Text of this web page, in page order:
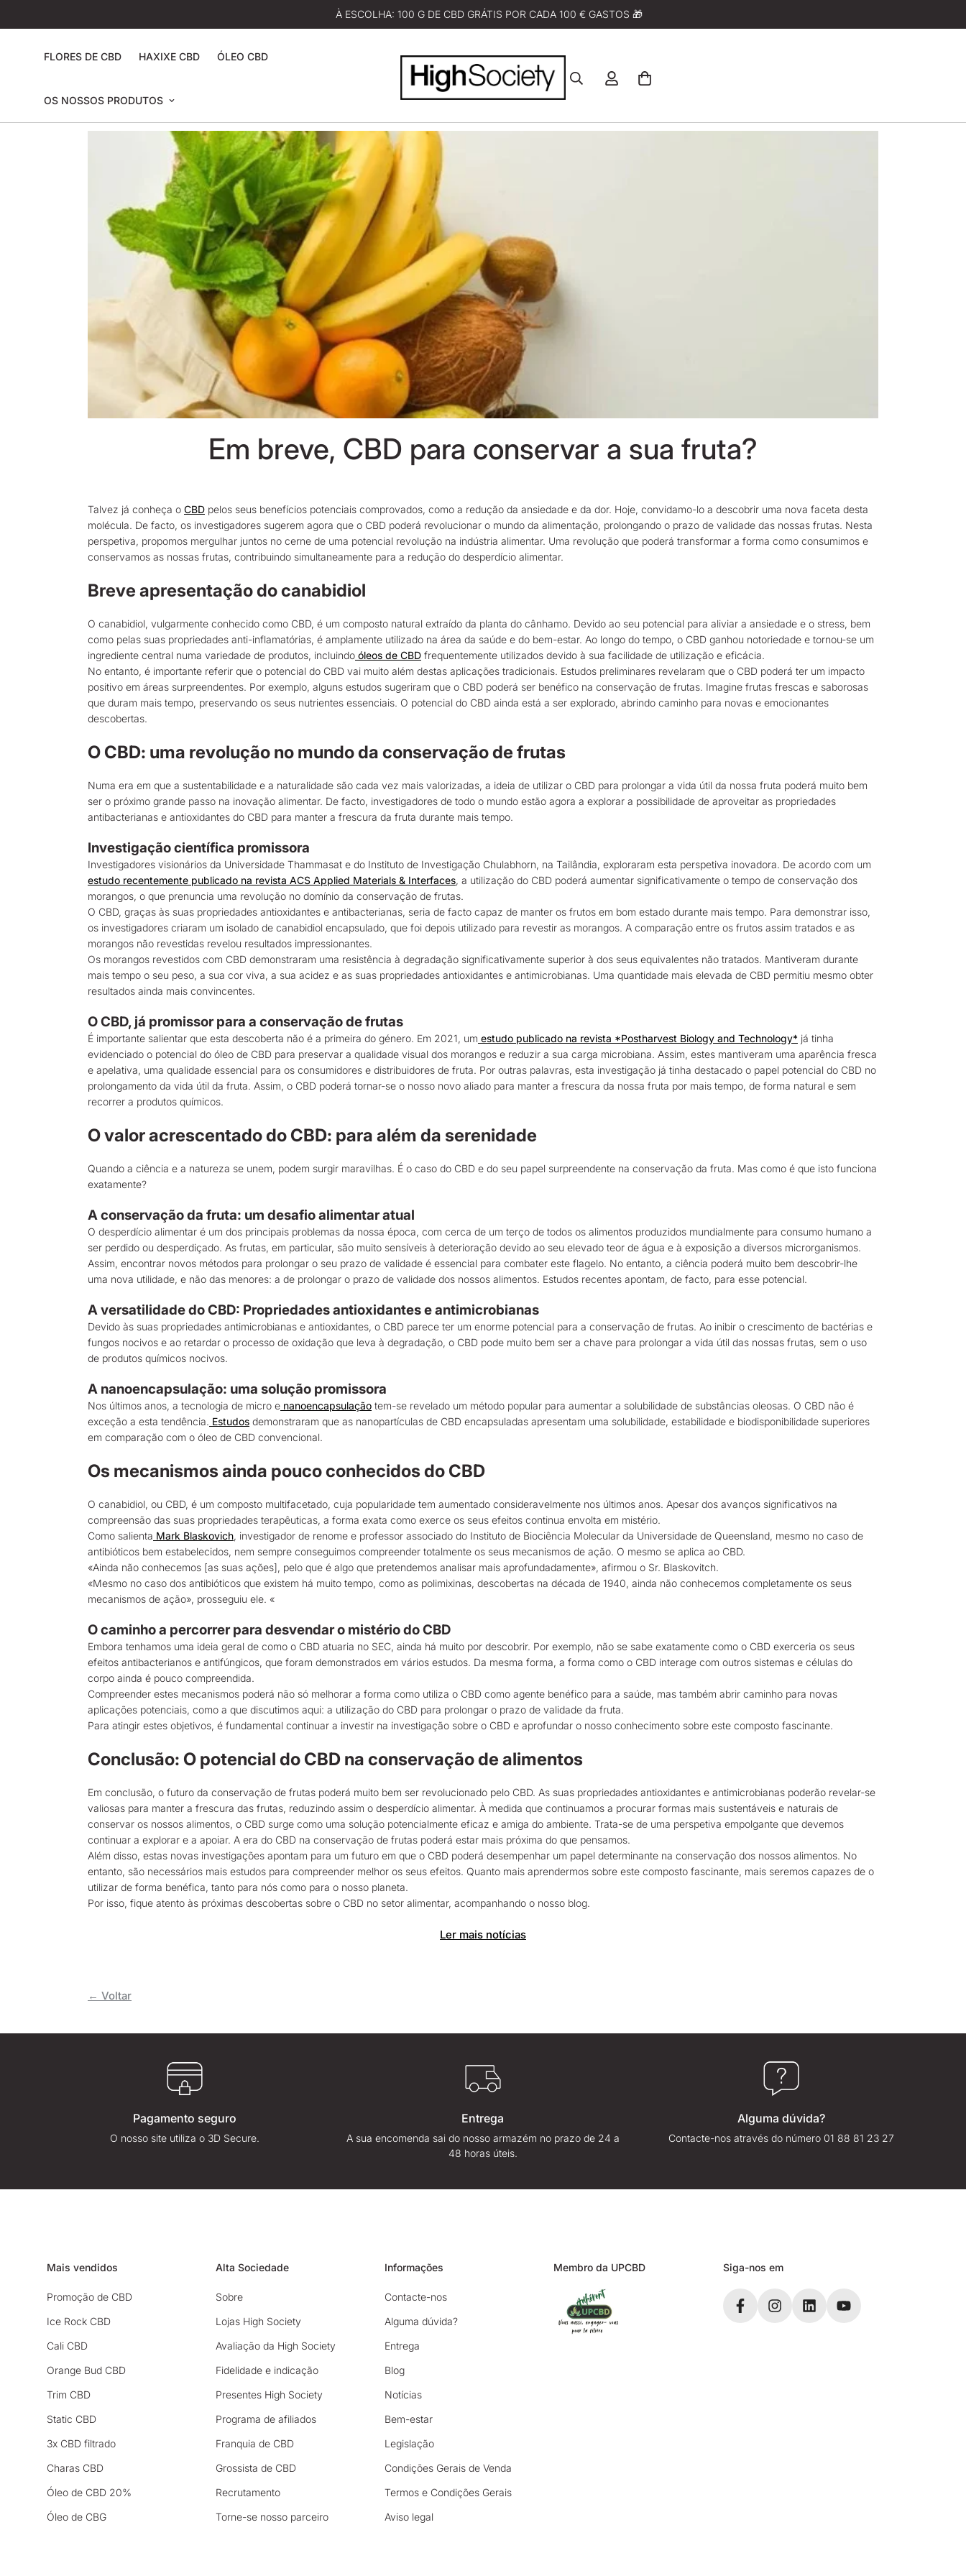
À ESCOLHA: 100 G DE CBD GRÁTIS POR CADA 100 € GASTOS 🎁
FLORES DE CBD HAXIXE CBD ÓLEO CBD
OS NOSSOS PRODUTOS
Em breve, CBD para conservar a sua fruta?
Talvez já conheça o CBD pelos seus benefícios potenciais comprovados, como a redução da ansiedade e da dor. Hoje, convidamo-lo a descobrir uma nova faceta desta
molécula. De facto, os investigadores sugerem agora que o CBD poderá revolucionar o mundo da alimentação, prolongando o prazo de validade das nossas frutas. Nesta
perspetiva, propomos mergulhar juntos no cerne de uma potencial revolução na indústria alimentar. Uma revolução que poderá transformar a forma como consumimos e
conservamos as nossas frutas, contribuindo simultaneamente para a redução do desperdício alimentar.
Breve apresentação do canabidiol
O canabidiol, vulgarmente conhecido como CBD, é um composto natural extraído da planta do cânhamo. Devido ao seu potencial para aliviar a ansiedade e o stress, bem
como pelas suas propriedades anti-inflamatórias, é amplamente utilizado na área da saúde e do bem-estar. Ao longo do tempo, o CBD ganhou notoriedade e tornou-se um
ingrediente central numa variedade de produtos, incluindo óleos de CBD frequentemente utilizados devido à sua facilidade de utilização e eficácia.
No entanto, é importante referir que o potencial do CBD vai muito além destas aplicações tradicionais. Estudos preliminares revelaram que o CBD poderá ter um impacto
positivo em áreas surpreendentes. Por exemplo, alguns estudos sugeriram que o CBD poderá ser benéfico na conservação de frutas. Imagine frutas frescas e saborosas
que duram mais tempo, preservando os seus nutrientes essenciais. O potencial do CBD ainda está a ser explorado, abrindo caminho para novas e emocionantes
descobertas.
O CBD: uma revolução no mundo da conservação de frutas
Numa era em que a sustentabilidade e a naturalidade são cada vez mais valorizadas, a ideia de utilizar o CBD para prolongar a vida útil da nossa fruta poderá muito bem
ser o próximo grande passo na inovação alimentar. De facto, investigadores de todo o mundo estão agora a explorar a possibilidade de aproveitar as propriedades
antibacterianas e antioxidantes do CBD para manter a frescura da fruta durante mais tempo.
Investigação científica promissora
Investigadores visionários da Universidade Thammasat e do Instituto de Investigação Chulabhorn, na Tailândia, exploraram esta perspetiva inovadora. De acordo com um
estudo recentemente publicado na revista ACS Applied Materials & Interfaces, a utilização do CBD poderá aumentar significativamente o tempo de conservação dos
morangos, o que prenuncia uma revolução no domínio da conservação de frutas.
O CBD, graças às suas propriedades antioxidantes e antibacterianas, seria de facto capaz de manter os frutos em bom estado durante mais tempo. Para demonstrar isso,
os investigadores criaram um isolado de canabidiol encapsulado, que foi depois utilizado para revestir as morangos. A comparação entre os frutos assim tratados e as
morangos não revestidas revelou resultados impressionantes.
Os morangos revestidos com CBD demonstraram uma resistência à degradação significativamente superior à dos seus equivalentes não tratados. Mantiveram durante
mais tempo o seu peso, a sua cor viva, a sua acidez e as suas propriedades antioxidantes e antimicrobianas. Uma quantidade mais elevada de CBD permitiu mesmo obter
resultados ainda mais convincentes.
O CBD, já promissor para a conservação de frutas
É importante salientar que esta descoberta não é a primeira do género. Em 2021, um estudo publicado na revista *Postharvest Biology and Technology* já tinha
evidenciado o potencial do óleo de CBD para preservar a qualidade visual dos morangos e reduzir a sua carga microbiana. Assim, estes mantiveram uma aparência fresca
e apelativa, uma qualidade essencial para os consumidores e distribuidores de fruta. Por outras palavras, esta investigação já tinha destacado o papel potencial do CBD no
prolongamento da vida útil da fruta. Assim, o CBD poderá tornar-se o nosso novo aliado para manter a frescura da nossa fruta por mais tempo, de forma natural e sem
recorrer a produtos químicos.
O valor acrescentado do CBD: para além da serenidade
Quando a ciência e a natureza se unem, podem surgir maravilhas. É o caso do CBD e do seu papel surpreendente na conservação da fruta. Mas como é que isto funciona
exatamente?
A conservação da fruta: um desafio alimentar atual
O desperdício alimentar é um dos principais problemas da nossa época, com cerca de um terço de todos os alimentos produzidos mundialmente para consumo humano a
ser perdido ou desperdiçado. As frutas, em particular, são muito sensíveis à deterioração devido ao seu elevado teor de água e à exposição a diversos microrganismos.
Assim, encontrar novos métodos para prolongar o seu prazo de validade é essencial para combater este flagelo. No entanto, a ciência poderá muito bem descobrir-lhe
uma nova utilidade, e não das menores: a de prolongar o prazo de validade dos nossos alimentos. Estudos recentes apontam, de facto, para esse potencial.
A versatilidade do CBD: Propriedades antioxidantes e antimicrobianas
Devido às suas propriedades antimicrobianas e antioxidantes, o CBD parece ter um enorme potencial para a conservação de frutas. Ao inibir o crescimento de bactérias e
fungos nocivos e ao retardar o processo de oxidação que leva à degradação, o CBD pode muito bem ser a chave para prolongar a vida útil das nossas frutas, sem o uso
de produtos químicos nocivos.
A nanoencapsulação: uma solução promissora
Nos últimos anos, a tecnologia de micro e nanoencapsulação tem-se revelado um método popular para aumentar a solubilidade de substâncias oleosas. O CBD não é
exceção a esta tendência. Estudos demonstraram que as nanopartículas de CBD encapsuladas apresentam uma solubilidade, estabilidade e biodisponibilidade superiores
em comparação com o óleo de CBD convencional.
Os mecanismos ainda pouco conhecidos do CBD
O canabidiol, ou CBD, é um composto multifacetado, cuja popularidade tem aumentado consideravelmente nos últimos anos. Apesar dos avanços significativos na
compreensão das suas propriedades terapêuticas, a forma exata como exerce os seus efeitos continua envolta em mistério.
Como salienta Mark Blaskovich, investigador de renome e professor associado do Instituto de Biociência Molecular da Universidade de Queensland, mesmo no caso de
antibióticos bem estabelecidos, nem sempre conseguimos compreender totalmente os seus mecanismos de ação. O mesmo se aplica ao CBD.
«Ainda não conhecemos [as suas ações], pelo que é algo que pretendemos analisar mais aprofundadamente», afirmou o Sr. Blaskovitch.
«Mesmo no caso dos antibióticos que existem há muito tempo, como as polimixinas, descobertas na década de 1940, ainda não conhecemos completamente os seus
mecanismos de ação», prosseguiu ele. «
O caminho a percorrer para desvendar o mistério do CBD
Embora tenhamos uma ideia geral de como o CBD atuaria no SEC, ainda há muito por descobrir. Por exemplo, não se sabe exatamente como o CBD exerceria os seus
efeitos antibacterianos e antifúngicos, que foram demonstrados em vários estudos. Da mesma forma, a forma como o CBD interage com outros sistemas e células do
corpo ainda é pouco compreendida.
Compreender estes mecanismos poderá não só melhorar a forma como utiliza o CBD como agente benéfico para a saúde, mas também abrir caminho para novas
aplicações potenciais, como a que discutimos aqui: a utilização do CBD para prolongar o prazo de validade da fruta.
Para atingir estes objetivos, é fundamental continuar a investir na investigação sobre o CBD e aprofundar o nosso conhecimento sobre este composto fascinante.
Conclusão: O potencial do CBD na conservação de alimentos
Em conclusão, o futuro da conservação de frutas poderá muito bem ser revolucionado pelo CBD. As suas propriedades antioxidantes e antimicrobianas poderão revelar-se
valiosas para manter a frescura das frutas, reduzindo assim o desperdício alimentar. À medida que continuamos a procurar formas mais sustentáveis e naturais de
conservar os nossos alimentos, o CBD surge como uma solução potencialmente eficaz e amiga do ambiente. Trata-se de uma perspetiva empolgante que devemos
continuar a explorar e a apoiar. A era do CBD na conservação de frutas poderá estar mais próxima do que pensamos.
Além disso, estas novas investigações apontam para um futuro em que o CBD poderá desempenhar um papel determinante na conservação dos nossos alimentos. No
entanto, são necessários mais estudos para compreender melhor os seus efeitos. Quanto mais aprendermos sobre este composto fascinante, mais seremos capazes de o
utilizar de forma benéfica, tanto para nós como para o nosso planeta.
Por isso, fique atento às próximas descobertas sobre o CBD no setor alimentar, acompanhando o nosso blog.
Ler mais notícias
← Voltar
Pagamento seguro
O nosso site utiliza o 3D Secure.
Entrega
A sua encomenda sai do nosso armazém no prazo de 24 a
48 horas úteis.
Alguma dúvida?
Contacte-nos através do número 01 88 81 23 27
Mais vendidos
Promoção de CBD
Ice Rock CBD
Cali CBD
Orange Bud CBD
Trim CBD
Static CBD
3x CBD filtrado
Charas CBD
Óleo de CBD 20%
Óleo de CBG
Alta Sociedade
Sobre
Lojas High Society
Avaliação da High Society
Fidelidade e indicação
Presentes High Society
Programa de afiliados
Franquia de CBD
Grossista de CBD
Recrutamento
Torne-se nosso parceiro
Informações
Contacte-nos
Alguma dúvida?
Entrega
Blog
Notícias
Bem-estar
Legislação
Condições Gerais de Venda
Termos e Condições Gerais
Aviso legal
Membro da UPCBD Siga-nos em